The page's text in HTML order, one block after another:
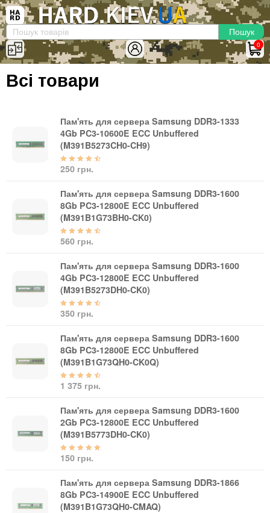
0
Вхід|Реєстрація×
(097)-938-03-73 Telegram WhatsApp
Послуги
Доставка та оплата
Комп'ютери
Персональні комп'ютери
Комплектуючі
Процесори (CPU)
Материнські плати
Жорсткі диски та SSD
SAS диски
SATA диски
Блоки живлення
Контролери RAID
Кошики та салазки для жорстких дисків
Рейки та кріплення
Інші комплектуючі
Мережеве обладнання
Маршрутизатори та комутатори
Всі товари
Пам'ять для сервера Samsung DDR3-1333
4Gb PC3-10600E ECC Unbuffered
(M391B5273CH0-CH9)
250 грн.
Пам'ять для сервера Samsung DDR3-1600
8Gb PC3-12800E ECC Unbuffered
(M391B1G73BH0-CK0)
560 грн.
Пам'ять для сервера Samsung DDR3-1600
4Gb PC3-12800E ECC Unbuffered
(M391B5273DH0-CK0)
350 грн.
Пам'ять для сервера Samsung DDR3-1600
8Gb PC3-12800E ECC Unbuffered
(M391B1G73QH0-CK0Q)
1 375 грн.
Пам'ять для сервера Samsung DDR3-1600
2Gb PC3-12800E ECC Unbuffered
(M391B5773DH0-CK0)
150 грн.
Пам'ять для сервера Samsung DDR3-1866
8Gb PC3-14900E ECC Unbuffered
(M391B1G73QH0-CMAQ)